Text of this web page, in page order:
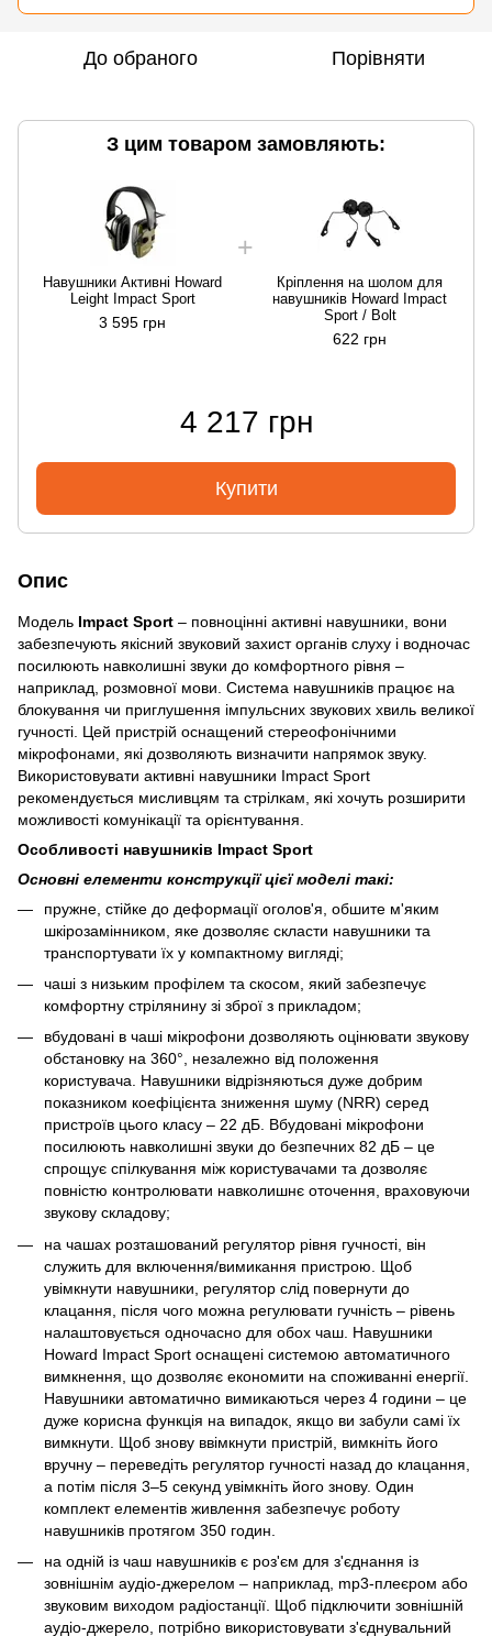
До обраного Порівняти
З цим товаром замовляють:
Навушники Активні Howard
Leight Impact Sport
3 595 грн
Кріплення на шолом для
навушників Howard Impact
Sport / Bolt
622 грн
4 217 грн
Купити
Опис
Модель Impact Sport – повноцінні активні навушники, вони
забезпечують якісний звуковий захист органів слуху і водночас
посилюють навколишні звуки до комфортного рівня –
наприклад, розмовної мови. Система навушників працює на
блокування чи приглушення імпульсних звукових хвиль великої
гучності. Цей пристрій оснащений стереофонічними
мікрофонами, які дозволяють визначити напрямок звуку.
Використовувати активні навушники Impact Sport
рекомендується мисливцям та стрілкам, які хочуть розширити
можливості комунікації та орієнтування.
Особливості навушників Impact Sport
Основні елементи конструкції цієї моделі такі:
пружне, стійке до деформації оголов'я, обшите м'яким
шкірозамінником, яке дозволяє скласти навушники та
транспортувати їх у компактному вигляді;
чаші з низьким профілем та скосом, який забезпечує
комфортну стрілянину зі зброї з прикладом;
вбудовані в чаші мікрофони дозволяють оцінювати звукову
обстановку на 360°, незалежно від положення
користувача. Навушники відрізняються дуже добрим
показником коефіцієнта зниження шуму (NRR) серед
пристроїв цього класу – 22 дБ. Вбудовані мікрофони
посилюють навколишні звуки до безпечних 82 дБ – це
спрощує спілкування між користувачами та дозволяє
повністю контролювати навколишнє оточення, враховуючи
звукову складову;
на чашах розташований регулятор рівня гучності, він
служить для включення/вимикання пристрою. Щоб
увімкнути навушники, регулятор слід повернути до
клацання, після чого можна регулювати гучність – рівень
налаштовується одночасно для обох чаш. Навушники
Howard Impact Sport оснащені системою автоматичного
вимкнення, що дозволяє економити на споживанні енергії.
Навушники автоматично вимикаються через 4 години – це
дуже корисна функція на випадок, якщо ви забули самі їх
вимкнути. Щоб знову ввімкнути пристрій, вимкніть його
вручну – переведіть регулятор гучності назад до клацання,
а потім після 3–5 секунд увімкніть його знову. Один
комплект елементів живлення забезпечує роботу
навушників протягом 350 годин.
на одній із чаш навушників є роз'єм для з'єднання із
зовнішнім аудіо-джерелом – наприклад, mp3-плеєром або
звуковим виходом радіостанції. Щоб підключити зовнішній
аудіо-джерело, потрібно використовувати з'єднувальний